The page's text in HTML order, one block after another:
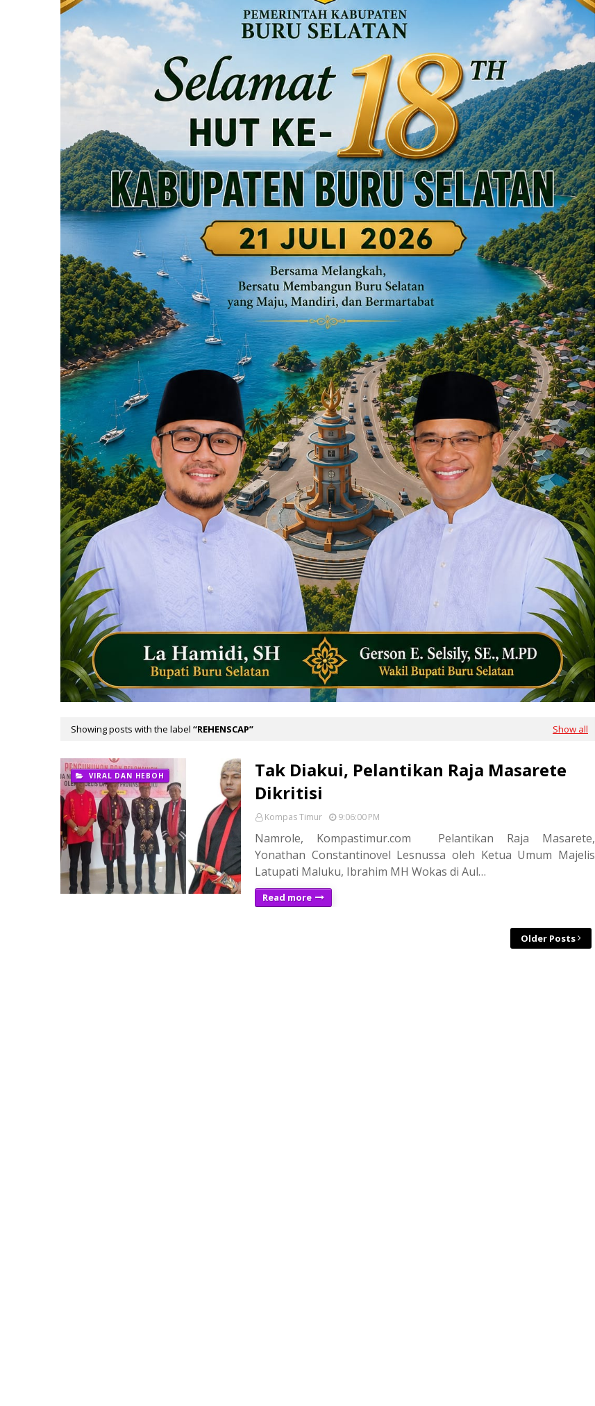
Showing posts with the label REHENSCAP Show all
VIRAL DAN HEBOH
Tak Diakui, Pelantikan Raja Masarete
Dikritisi
Kompas Timur 9:06:00 PM
Namrole, Kompastimur.com Pelantikan Raja Masarete,
Yonathan Constantinovel Lesnussa oleh Ketua Umum Majelis
Latupati Maluku, Ibrahim MH Wokas di Aul…
Read more
Older Posts